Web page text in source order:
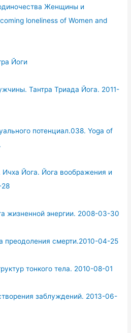
Женщины и
loneliness of Women and
Йоги
Тантра Триада Йога. 2011-
потенциал.038. Yoga of
Йога. Йога воображения и
28
жизненной энергии. 2008-03-30
преодоления смерти.2010-04-25
тонкого тела. 2010-08-01
заблуждений. 2013-06-